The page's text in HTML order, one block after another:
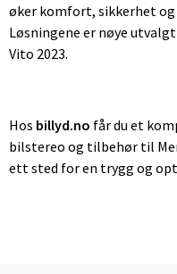
øker komfort, sikkerhet
Løsningene er nøye
Vito 2023.
Hos billyd.no får du et
bilstereo og tilbehør til
ett sted for en trygg og